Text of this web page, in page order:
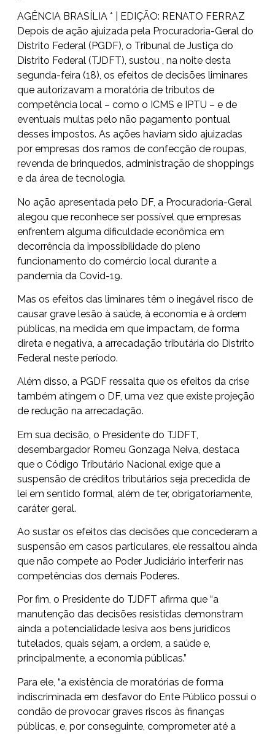
AGÊNCIA BRASÍLIA * | EDIÇÃO: RENATO FERRAZ
Depois de ação ajuizada pela Procuradoria-Geral do
Distrito Federal (PGDF), o Tribunal de Justiça do
Distrito Federal (TJDFT), sustou , na noite desta
segunda-feira (18), os efeitos de decisões liminares
que autorizavam a moratória de tributos de
competência local – como o ICMS e IPTU – e de
eventuais multas pelo não pagamento pontual
desses impostos. As ações haviam sido ajuizadas
por empresas dos ramos de confecção de roupas,
revenda de brinquedos, administração de shoppings
e da área de tecnologia.
No ação apresentada pelo DF, a Procuradoria-Geral
alegou que reconhece ser possível que empresas
enfrentem alguma dificuldade econômica em
decorrência da impossibilidade do pleno
funcionamento do comércio local durante a
pandemia da Covid-19.
Mas os efeitos das liminares têm o inegável risco de
causar grave lesão à saúde, à economia e à ordem
públicas, na medida em que impactam, de forma
direta e negativa, a arrecadação tributária do Distrito
Federal neste período.
Além disso, a PGDF ressalta que os efeitos da crise
também atingem o DF, uma vez que existe projeção
de redução na arrecadação.
Em sua decisão, o Presidente do TJDFT,
desembargador Romeu Gonzaga Neiva, destaca
que o Código Tributário Nacional exige que a
suspensão de créditos tributários seja precedida de
lei em sentido formal, além de ter, obrigatoriamente,
caráter geral.
Ao sustar os efeitos das decisões que concederam a
suspensão em casos particulares, ele ressaltou ainda
que não compete ao Poder Judiciário interferir nas
competências dos demais Poderes.
Por fim, o Presidente do TJDFT afirma que “a
manutenção das decisões resistidas demonstram
ainda a potencialidade lesiva aos bens jurídicos
tutelados, quais sejam, a ordem, a saúde e,
principalmente, a economia públicas.”
Para ele, “a existência de moratórias de forma
indiscriminada em desfavor do Ente Público possui o
condão de provocar graves riscos às finanças
públicas, e, por conseguinte, comprometer até a